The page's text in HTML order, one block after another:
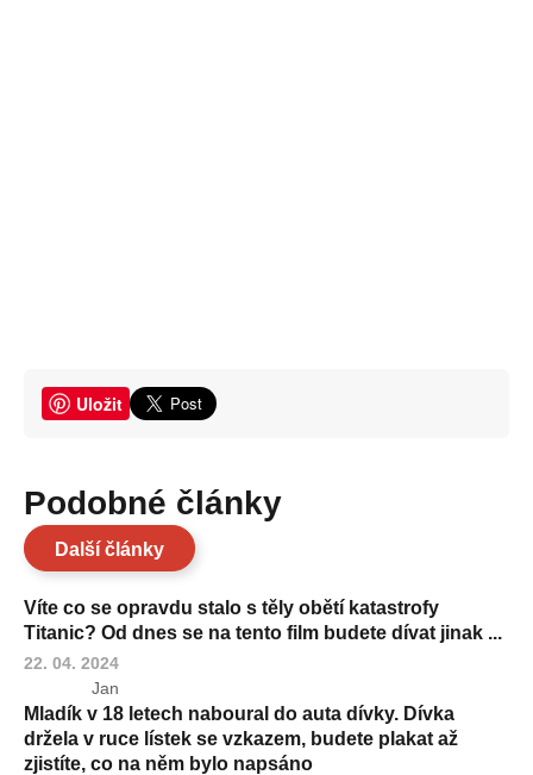
Uložit
Podobné články
Další články
Víte co se opravdu stalo s těly obětí katastrofy
Titanic? Od dnes se na tento film budete dívat jinak ...
22. 04. 2024
Jan
Mladík v 18 letech naboural do auta dívky. Dívka
držela v ruce lístek se vzkazem, budete plakat až
zjistíte, co na něm bylo napsáno